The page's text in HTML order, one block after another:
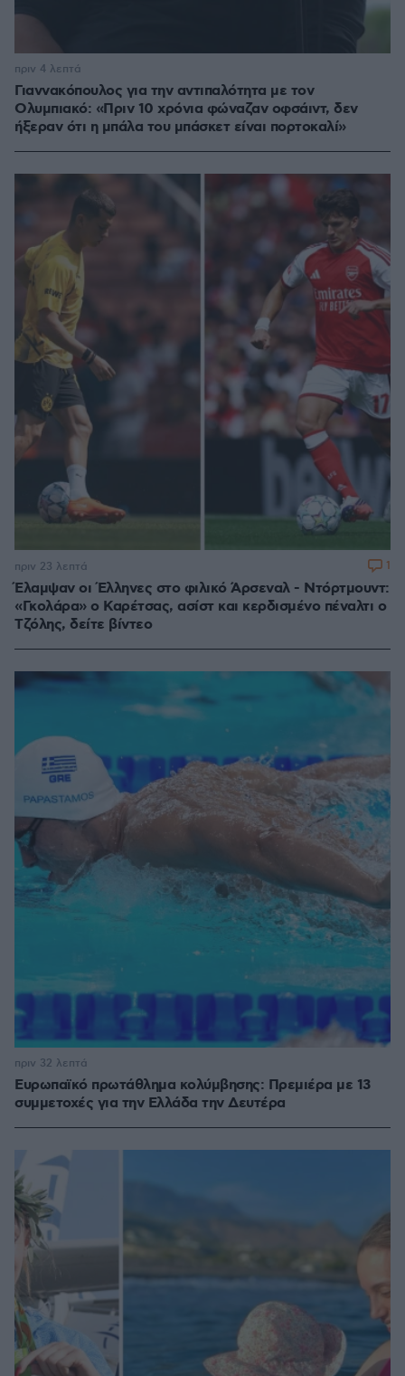
Γιαννακόπουλος για την αντιπαλότητα με τον
Ολυμπιακό: «Πριν 10 χρόνια φώναζαν οφσάιντ, δεν
ήξεραν ότι η μπάλα του μπάσκετ είναι πορτοκαλί»
πριν 4 λεπτά
Έλαμψαν οι Έλληνες στο φιλικό Άρσεναλ - Ντόρτμουντ:
«Γκολάρα» ο Καρέτσας, ασίστ και κερδισμένο πέναλτι ο
Τζόλης, δείτε βίντεο
πριν 23 λεπτά 1
Ευρωπαϊκό πρωτάθλημα κολύμβησης: Πρεμιέρα με 13
συμμετοχές για την Ελλάδα την Δευτέρα
πριν 32 λεπτά